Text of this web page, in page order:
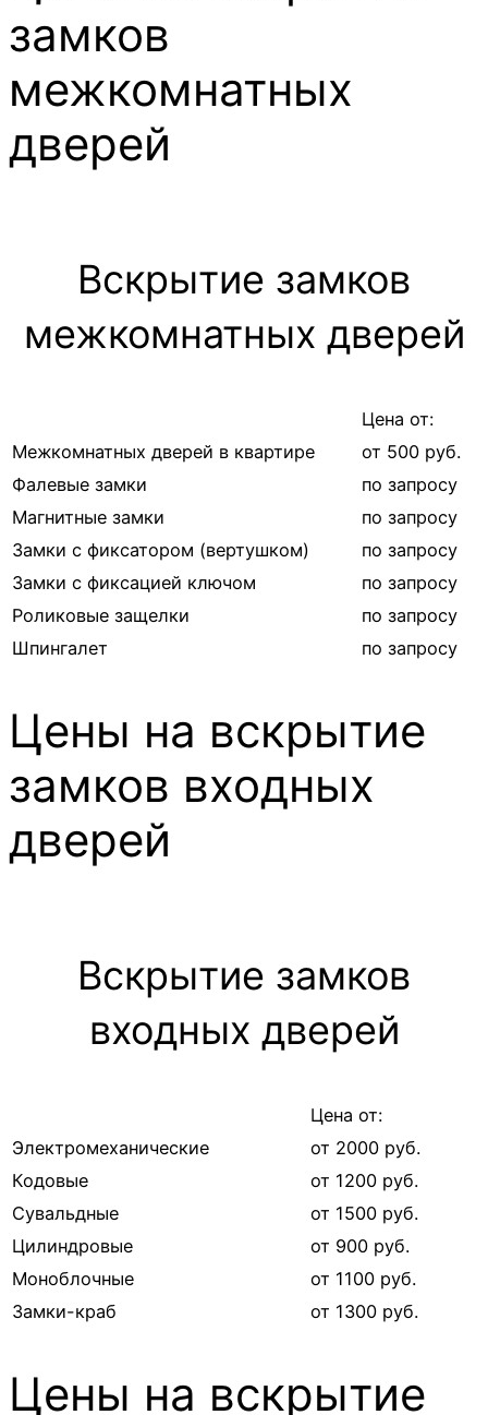
замков
межкомнатных
дверей
Вскрытие замков
межкомнатных дверей
Цена от:
Межкомнатных дверей в квартире
от 500 руб.
Фалевые замки
по запросу
Магнитные замки
по запросу
Замки с фиксатором (вертушком)
по запросу
Замки с фиксацией ключом
по запросу
Роликовые защелки
по запросу
Шпингалет
по запросу
Цены на вскрытие
замков входных
дверей
Вскрытие замков
входных дверей
Цена от:
Электромеханические
от 2000 руб.
Кодовые
от 1200 руб.
Сувальдные
от 1500 руб.
Цилиндровые
от 900 руб.
Моноблочные
от 1100 руб.
Замки-краб
от 1300 руб.
Цены на вскрытие